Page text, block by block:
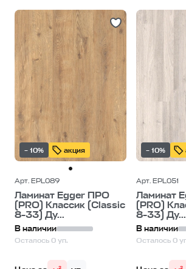
– 10% акция
Арт. EPL089
Ламинат Egger ПРО
(PRO) Классик (Classic
8-33) Ду...
В наличии
Осталось 0 уп.
– 10%
Арт. EPL051
Ламинат
(PRO)
8-33) Ду...
В наличии
Осталось 0